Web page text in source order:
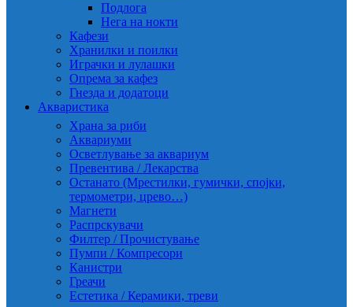
Подлога
Нега на нокти
Кафези
Хранилки и поилки
Играчки и лулашки
Опрема за кафез
Гнезда и додатоци
Акваристика
Храна за риби
Аквариуми
Осветлување за аквариум
Превентива / Лекарства
Останато (Мрестилки, гумички, спојки,
термометри, црево…)
Магнети
Распрскувачи
Филтер / Прочистување
Пумпи / Компресори
Канистри
Греачи
Естетика / Керамики, треви